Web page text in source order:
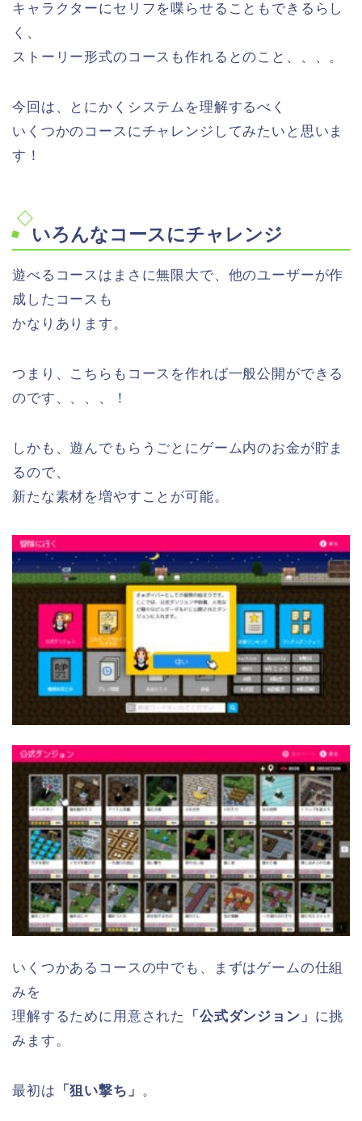
キャラクターにセリフを喋らせることもできるらし
く、
ストーリー形式のコースも作れるとのこと、、、。
今回は、とにかくシステムを理解するべく
いくつかのコースにチャレンジしてみたいと思いま
す！
いろんなコースにチャレンジ
遊べるコースはまさに無限大で、他のユーザーが作
成したコースも
かなりあります。
つまり、こちらもコースを作れば一般公開ができる
のです、、、、
！
しかも、遊んでもらうごとにゲーム内のお金が貯ま
るので、
新たな素材を増やすことが可能。
いくつかあるコースの中でも、まずはゲームの仕組
みを
理解するために用意された
「公式ダンジョン」 に挑
みます。
最初は 「狙い撃ち」 。